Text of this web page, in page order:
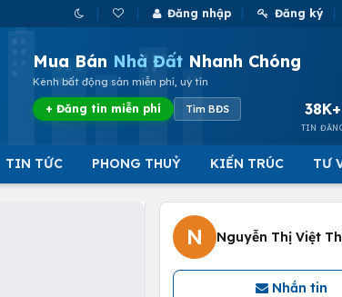
Đăng nhập Đăng ký
Mua Bán Nhà Đất Nhanh Chóng
Kênh bất động sản miễn phí, uy tín
+ Đăng tin miễn phí Tìm BĐS 38K+
TIN
TIN TỨC PHONG THUỶ KIẾN TRÚC TƯ
N Nguyễn Thị Việt
Nhắn tin